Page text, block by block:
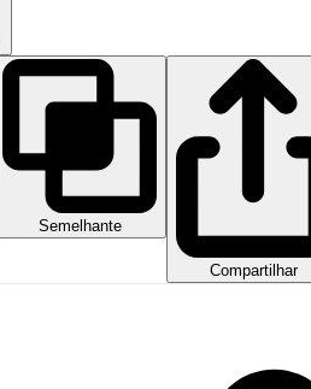
Semelhante
Compartilhar